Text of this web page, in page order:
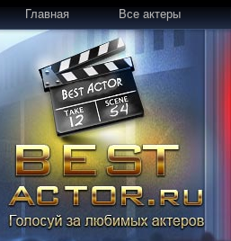
Главная Все актеры